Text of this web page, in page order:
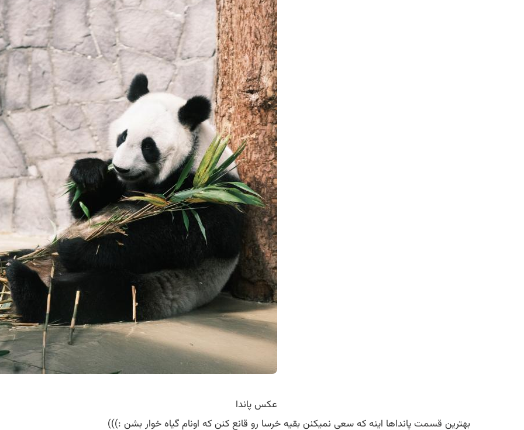
عکس پاندا
بهترین قسمتپانداها اینه که سعی نمیکنن بقیه خرسا رو قانع کنن که اونام گیاه خوار بشن :)))